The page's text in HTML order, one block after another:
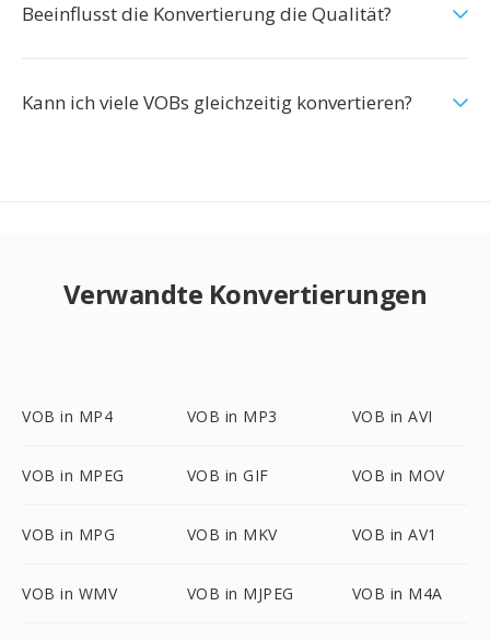
Beeinflusst die Konvertierung die Qualität?
Kann ich viele VOBs gleichzeitig konvertieren?
Verwandte Konvertierungen
VOB in MP4 VOB in MP3 VOB in AVI
VOB in MPEG VOB in GIF VOB in MOV
VOB in MPG VOB in MKV VOB in AV1
VOB in WMV VOB in MJPEG VOB in M4A